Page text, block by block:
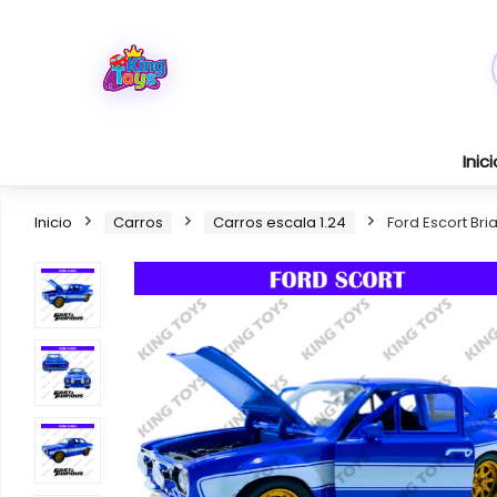
Inicio Carros Carros escala 1.24 Ford Escort